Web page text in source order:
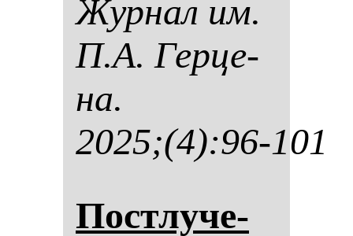
Жур­нал им.
П.А. Гер­це­
на.
2025;(4):96-101
Пос­тлу­че­